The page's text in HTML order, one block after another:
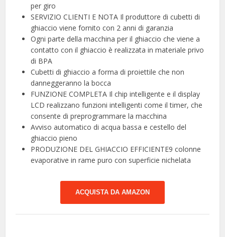
per giro
SERVIZIO CLIENTI E NOTA Il produttore di cubetti di
ghiaccio viene fornito con 2 anni di garanzia
Ogni parte della macchina per il ghiaccio che viene a
contatto con il ghiaccio è realizzata in materiale privo
di BPA
Cubetti di ghiaccio a forma di proiettile che non
danneggeranno la bocca
FUNZIONE COMPLETA Il chip intelligente e il display
LCD realizzano funzioni intelligenti come il timer, che
consente di preprogrammare la macchina
Avviso automatico di acqua bassa e cestello del
ghiaccio pieno
PRODUZIONE DEL GHIACCIO EFFICIENTE9 colonne
evaporative in rame puro con superficie nichelata
ACQUISTA DA AMAZON